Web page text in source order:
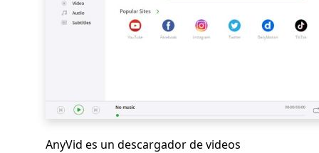
AnyVid es un descargador de videos